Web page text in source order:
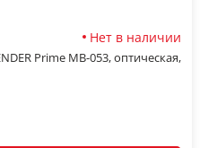
Нет в наличии
Prime MB-053, оптическая,